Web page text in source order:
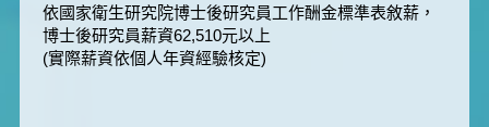
依國家衛生研究院博士後研究員工作酬金標準表敘薪，
博士後研究員薪資62,510元以上
(實際薪資依個人年資經驗核定)